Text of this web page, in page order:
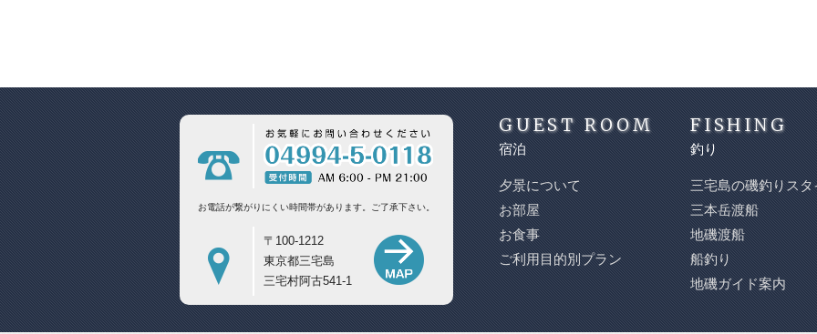
お電話が繋がりにくい時間帯があります。 ご了承下さい。
〒100-1212
東京都三宅島
三宅村阿古541-1
GUEST ROOM
宿泊
夕景について
お部屋
お食事
ご利用目的別プラン
FISHING
釣り
三宅島の磯釣りスタ
三本岳渡船
地磯渡船
船釣り
地磯ガイド案内